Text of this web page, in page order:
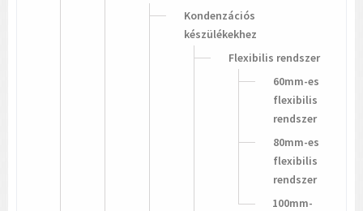
Kondenzációs
készülékekhez
Flexibilis rendszer
60mm-es
flexibilis
rendszer
80mm-es
flexibilis
rendszer
100mm-